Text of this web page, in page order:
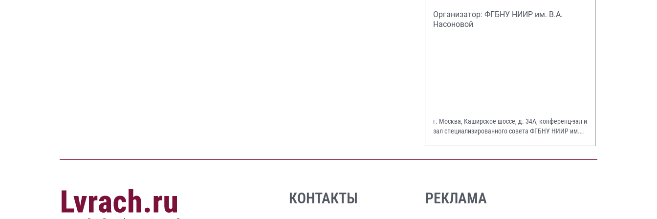
Организатор: ФГБНУ НИИР им. В.А.
Насоновой
г. Москва, Каширское шоссе, д. 34А, конференц-зал и
зал специализированного совета ФГБНУ НИИР им.
КОНТАКТЫ РЕКЛАМА